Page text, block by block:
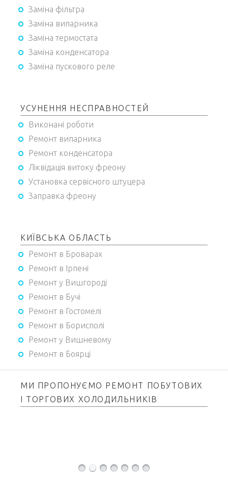
Заміна фільтра
Заміна випарника
Заміна термостата
Заміна конденсатора
Заміна пускового реле
УСУНЕННЯ НЕСПРАВНОСТЕЙ
Виконані роботи
Ремонт випарника
Ремонт конденсатора
Ліквідація витоку фреону
Установка сервісного штуцера
Заправка фреону
КИЇВСЬКА ОБЛАСТЬ
Ремонт в Броварах
Ремонт в Ірпені
Ремонт у Вишгороді
Ремонт в Бучі
Ремонт в Гостомелі
Ремонт в Борисполі
Ремонт у Вишневому
Ремонт в Боярці
МИ ПРОПОНУЄМО РЕМОНТ ПОБУТОВИХ
І ТОРГОВИХ ХОЛОДИЛЬНИКІВ